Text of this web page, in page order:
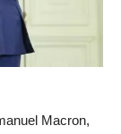
Macron,